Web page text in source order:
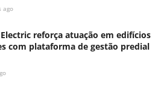
ago
reforça atuação em edifícios
com plataforma de gestão predial